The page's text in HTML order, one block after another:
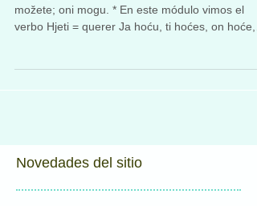
možete; oni mogu. * En este módulo vimos el
verbo Hjeti = querer Ja hoću, ti hoćes, on hoće,
Novedades del sitio